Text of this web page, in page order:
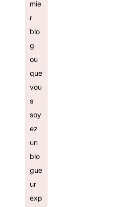
mie
r
blo
g
ou
que
vou
s
soy
ez
un
blo
gue
ur
exp